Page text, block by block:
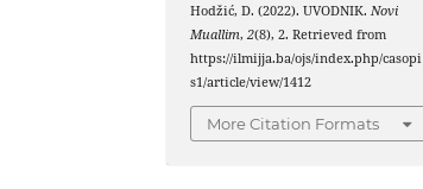
Hodžić, D. (2022). UVODNIK. Novi
Muallim,2(8), 2. Retrieved from
https://ilmijja.ba/ojs/index.php/casopi
s1/article/view/1412
More Citation Formats